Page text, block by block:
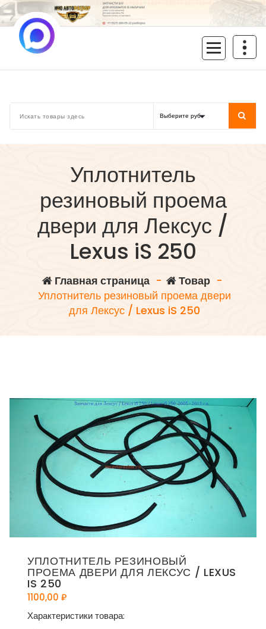
Перейти
к
содержимому
Уплотнитель
резиновый проема
двери для Лексус /
Lexus iS 250
Главная страница- Товар-
Уплотнитель резиновый проема двери
для Лексус / Lexus iS 250
УПЛОТНИТЕЛЬ РЕЗИНОВЫЙ
ПРОЕМА ДВЕРИ ДЛЯ ЛЕКСУС / LEXUS
IS 250
1100,00 ₽
Характеристики товара: